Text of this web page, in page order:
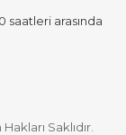
saatleri arasında
Saklıdır.